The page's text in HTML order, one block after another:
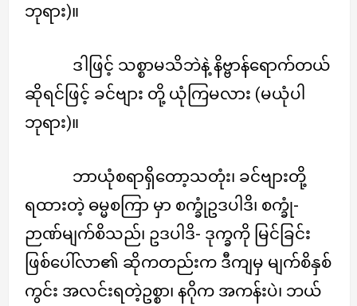
ဘုရား)။
ဒါဖြင့် သစ္စာမသိဘဲနဲ့ နိဗ္ဗာန်ရောက်တယ်
ဆိုရင်ဖြင့် ခင်ဗျား တို့ ယုံကြမလား (မယုံပါ
ဘုရား)။
ဘာယုံစရာရှိတော့သတုံး၊ ခင်ဗျားတို့
ရထားတဲ့ ဓမ္မစကြာ မှာ စက္ခုံဥဒပါဒိ၊ စက္ခုံ-
ဉာဏ်မျက်စိသည်၊ ဥဒပါဒိ- ဒုက္ခကို မြင်ခြင်း
ဖြစ်ပေါ်လာ၏ ဆိုကတည်းက ဒီကျမှ မျက်စိနှစ်
ကွင်း အလင်းရတဲ့ဥစ္စာ၊ နဂိုက အကန်းပဲ၊ ဘယ်